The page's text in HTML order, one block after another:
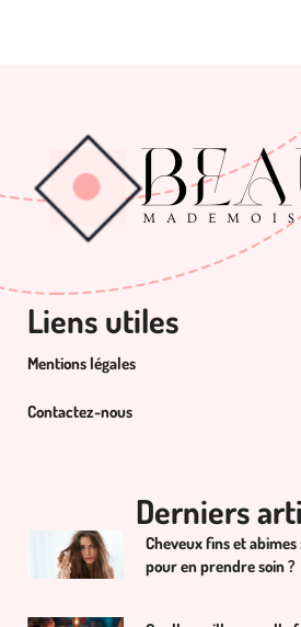
Liens utiles
Mentions légales
Contactez-nous
Derniers
Cheveux fins et
pour en prendre soin ?